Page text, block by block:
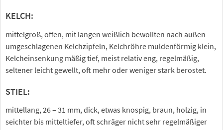
KELCH:
mittelgroß, offen, mit langen weißlich bewollten nach außen
umgeschlagenen Kelchzipfeln, Kelchröhre muldenförmig klein,
Kelcheinsenkung mäßig tief, meist relativ eng, regelmäßig,
seltener leicht gewellt, oft mehr oder weniger stark berostet.
STIEL:
mittellang, 26 – 31 mm, dick, etwas knospig, braun, holzig, in
seichter bis mitteltiefer, oft schräger nicht sehr regelmäßiger